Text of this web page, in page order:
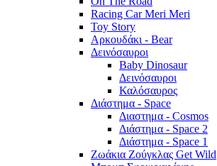
Racing Car Meri Meri
Toy Story
Αρκουδάκι - Bear
Δεινόσαυροι
Baby Dinosaur
Δεινόσαυροι
Καλόσαυρος
Διάστημα - Space
Διαστημα - Cosmos
Διάστημα - Space 2
Διάστημα - Space 1
Ζωάκια Ζούγκλας Get Wild